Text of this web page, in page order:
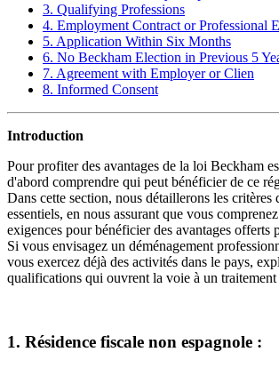
3. Qualifying Professions
4. Employment Contract or Professional
5. Application Within Six Months
6. No Beckham Election in Previous 5
7. Agreement with Employer or Clien
8. Informed Consent
Introduction
Pour profiter des avantages de la loi Beckham
d'abord comprendre qui peut bénéficier de ce
Dans cette section, nous détaillerons les
essentiels, en nous assurant que vous
exigences pour bénéficier des avantages offerts
Si vous envisagez un déménagement
vous exercez déjà des activités dans le pays,
qualifications qui ouvrent la voie à un
1. Résidence fiscale non espagnole :